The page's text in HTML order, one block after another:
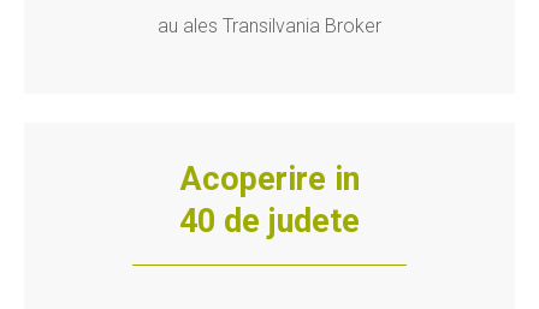
au ales Transilvania Broker
Acoperire in
40 de judete